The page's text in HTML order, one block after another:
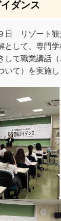
ダンス
日 リゾート観
として、専門
して職業講話
いて）を実施し